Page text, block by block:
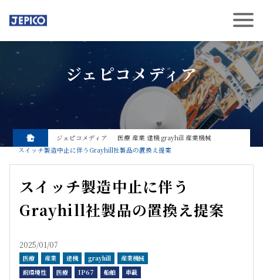
ジェピコメディア
ジェピコメディア 医療 産業 建機 grayhill 産業機械
スイッチ製造中止に伴うGrayhill社製品の置換え提案
スイッチ製造中止に伴う
Grayhill社製品の置換え提案
2025/01/07
医療 産業 建機 grayhill
産業機械
耐環境性
医療 IP67 船舶 車載